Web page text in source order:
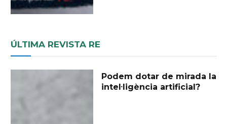
ÚLTIMA REVISTA RE
Podem dotar de mirada la
intel·ligència artificial?